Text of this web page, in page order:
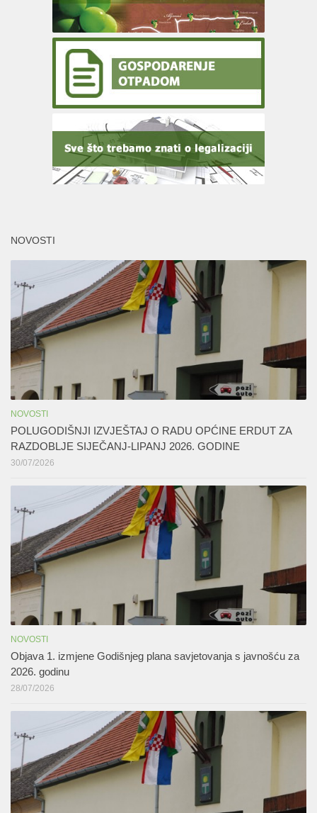
NOVOSTI
NOVOSTI
POLUGODIŠNJI IZVJEŠTAJ O RADU OPĆINE ERDUT ZA
RAZDOBLJE SIJEČANJ-LIPANJ 2026. GODINE
30/07/2026
NOVOSTI
Objava 1. izmjene Godišnjeg plana savjetovanja s javnošću za
2026. godinu
28/07/2026